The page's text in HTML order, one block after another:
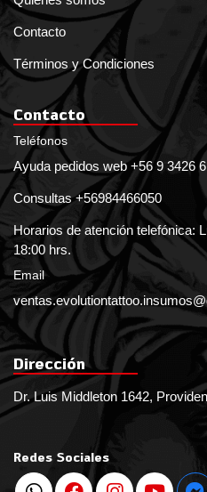
Contacto
Términos y Condiciones
Contacto
Teléfonos
Ayuda pedidos web +56 9 3426
Consultas +56984466050
Horarios de atención telefónica:
18:00 hrs.
Email
Dirección
Dr. Luis Middleton 1642,
Redes Sociales